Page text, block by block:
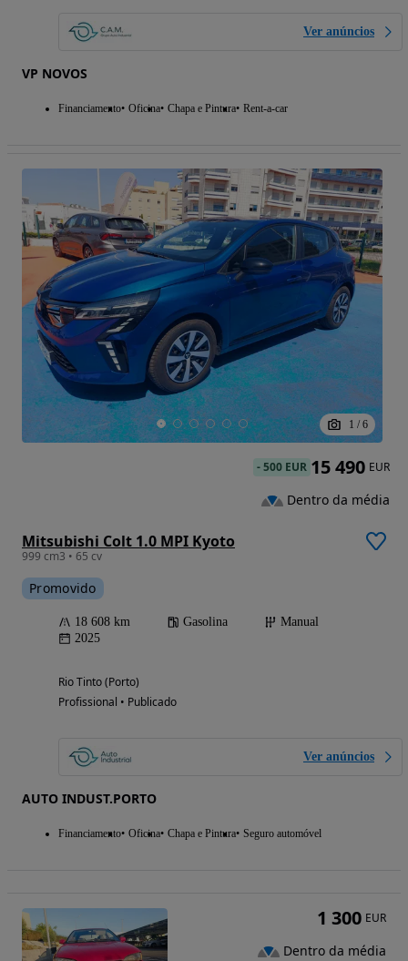
Ver anúncios
VP NOVOS
Financiamento Oficina Chapa e Pintura Rent-a-car
1 / 6
Mitsubishi Colt 1.0 MPI Kyoto
999 cm3 • 65 cv
Promovido
18 608 km Gasolina
Manual
2025
Rio Tinto (Porto)
Profissional • Publicado
Ver anúncios
AUTO INDUST.PORTO
Financiamento Oficina Chapa e Pintura Seguro automóvel
-500 EUR 15 490 EUR
Dentro da média
1 300 EUR
Dentro da média